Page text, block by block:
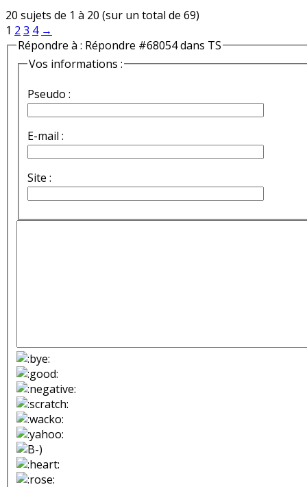
20 sujets de 1 à 20 (sur un total de 69)
1 2 3 4 →
Répondre à : Répondre #68054 dans TS
Vos informations :
Pseudo :
E-mail :
Site :